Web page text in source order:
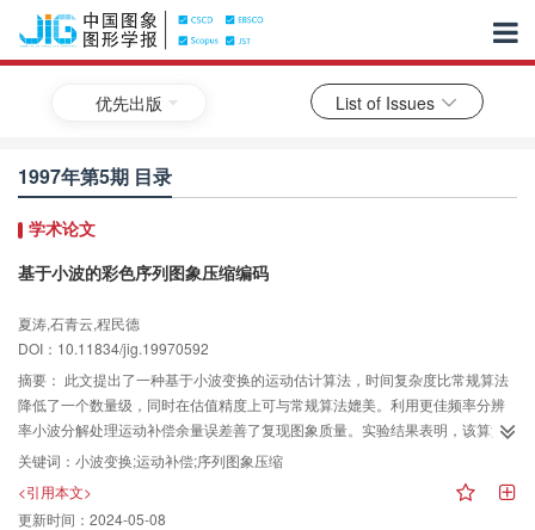
优先出版 List of Issues
1997年第5期 目录
学术论文
基于小波的彩色序列图象压缩编码
夏涛,石青云,程民德
DOI：10.11834/jig.19970592
摘要： 此文提出了一种基于小波变换的运动估计算法，时间复杂度比常规算法
降低了一个数量级，同时在估值精度上可与常规算法媲美。利用更佳频率分辨
率小波分解处理运动补偿余量误差善了复现图象质量。实验结果表明，该算法
在高压缩比情况下图象复现质量显著优于MPEG-2，具有广阔的应用前景。
关键词： 小波变换;运动补偿;序列图象压缩
<引用本文>
更新时间： 2024-05-08